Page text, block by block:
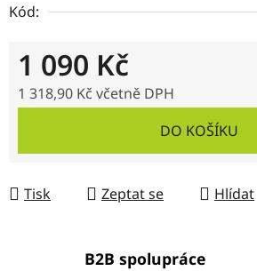
Kód:
1 090 Kč
1 318,90 Kč včetně DPH
DO KOŠÍKU
Tisk Zeptat se Hlídat
B2B spolupráce